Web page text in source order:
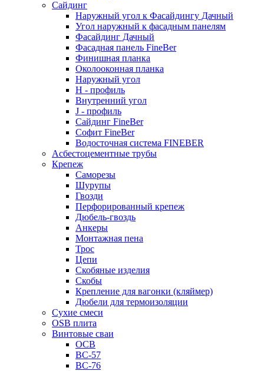
Сайдинг
Наружный угол к Фасайдингу Дачный
Угол наружный к фасадным панелям
Фасайдинг Дачный
Фасадная панель FineBer
Финишная планка
Околооконная планка
Наружный угол
H - профиль
Внутренний угол
J - профиль
Сайдинг FineBer
Софит FineBer
Водосточная система FINEBER
Асбестоцементные трубы
Крепеж
Саморезы
Шурупы
Гвозди
Перфорированный крепеж
Дюбель-гвоздь
Анкеры
Монтажная пена
Трос
Цепи
Скобяные изделия
Скобы
Крепление для вагонки (кляймер)
Дюбели для термоизоляции
Сухие смеси
OSB плита
Винтовые сваи
ОСВ
ВС-57
ВС-76